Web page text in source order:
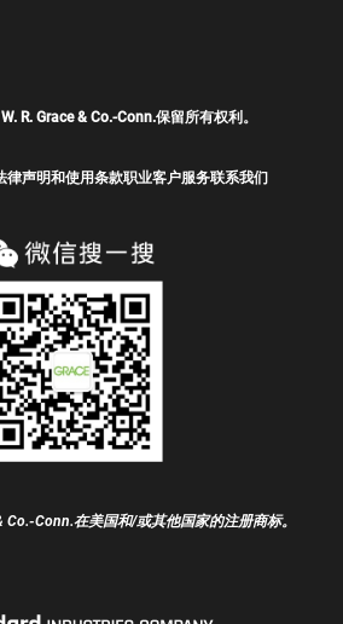
R. Grace & Co.-Conn.保留所有权利。
律声明和使用条款职业客户服务联系我们
Co.-Conn.在美国和/或其他国家的注册商标。